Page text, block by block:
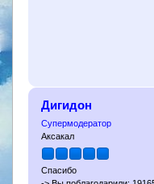
Дигидон
Супермодератор
Аксакал
Спасибо